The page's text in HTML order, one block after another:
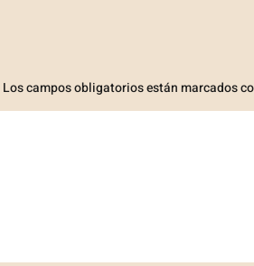
Los campos obligatorios están marcados